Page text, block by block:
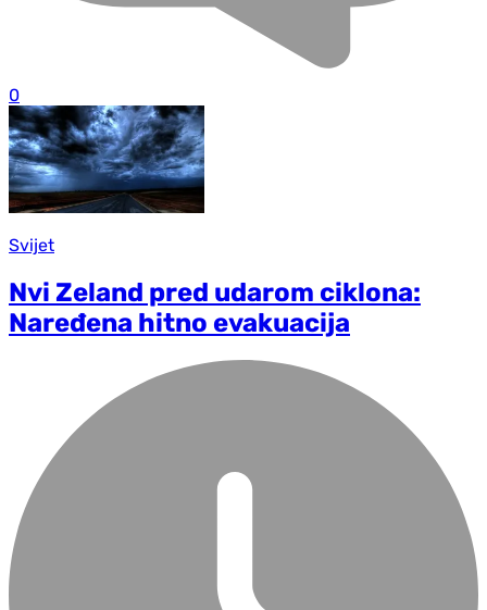
0
Svijet
Nvi Zeland pred udarom ciklona:
Naređena hitno evakuacija